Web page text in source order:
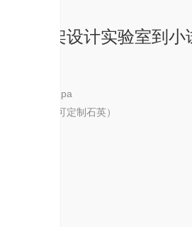
可达0.1pa
硼硅玻璃（可定制石英）